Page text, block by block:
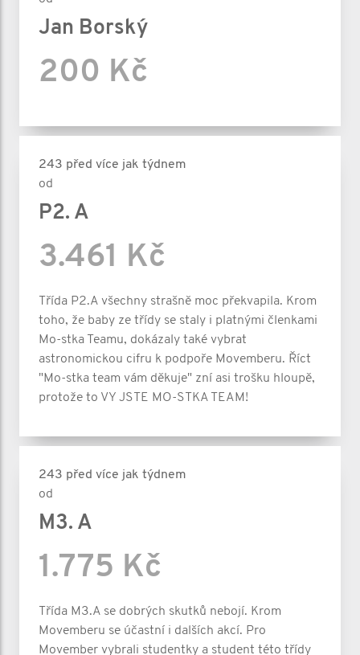
Jan Borský
200 Kč
243 před více jak týdnem
od
P2. A
3.461 Kč
Třída P2.A všechny strašně moc překvapila. Krom
toho, že baby ze třídy se staly i platnými členkami
Mo-stka Teamu, dokázaly také vybrat
astronomickou cifru k podpoře Movemberu. Říct
"Mo-stka team vám děkuje" zní asi trošku hloupě,
protože to VY JSTE MO-STKA TEAM!
243 před více jak týdnem
od
M3. A
1.775 Kč
Třída M3.A se dobrých skutků nebojí. Krom
Movemberu se účastní i dalších akcí. Pro
Movember vybrali studentky a student této třídy